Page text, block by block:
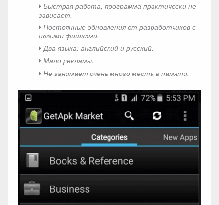
Быстрая работа, программа практически не
зависает.
Постоянные обновления от разработчиков с
новыми фишками.
Два языка: английский и русский.
Мало рекламы.
Не занимает очень много места в памяти.